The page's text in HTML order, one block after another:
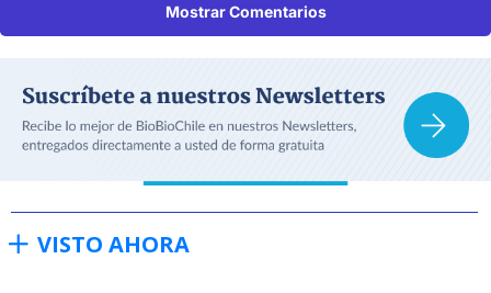
Mostrar Comentarios
VISTO AHORA